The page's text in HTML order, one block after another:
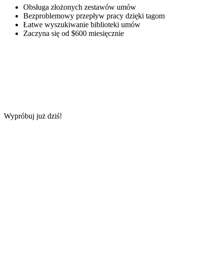
Obsługa złożonych zestawów umów
Bezproblemowy przepływ pracy dzięki tagom
Łatwe wyszukiwanie biblioteki umów
Zaczyna się od $600 miesięcznie
Wypróbuj już dziś!